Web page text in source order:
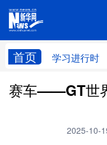
首页 学习进行时
学习进行时 高
赛车——GT世
2025-10-